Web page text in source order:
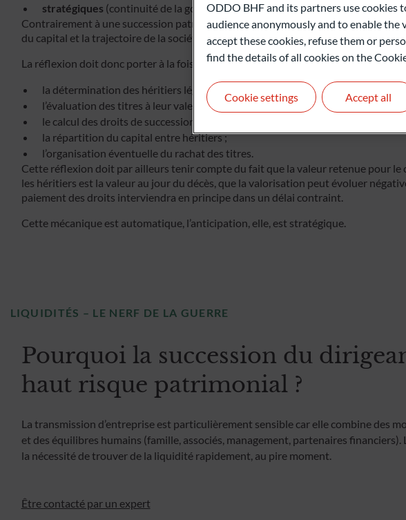
stratégiques (continuité de la gouvernance)
Contrairement à une succession patrimoniale classique, la transmission d’une
du capital et la trajectoire de la société.
La réflexion doit donc porter à la fois sur :
la détermination des héritiers légaux ;
l’évaluation des titres à leur valeur vénale ;
le calcul des droits de succession ;
la répartition du capital entre héritiers ;
l’organisation éventuelle du rachat des titres.
Cette réflexion doit par ailleurs tenir compte du fait que la valeur retenue pour le
les héritiers est la valeur au jour du décès, que la valorisation peut évoluer
paiement des droits interviendra en principe dans un délai contraint.
Cette mécanique est automatique, l’anticipation, elle, est stratégique.
LIQUIDITÉS – LE NERF DE LA GUERRE
Pourquoi la succession du
haut risque patrimonial ?
La transmission d’entreprise est particulièrement sensible car elle combine des
et des équilibres humains (famille, associés, management, partenaires financiers).
la nécessité de trouver de la liquidité rapidement, au pire moment.
Être contacté par un expert
ODDO BHF and its partners use cookies
audience anonymously and to enable
accept these cookies, refuse them or
find the details of all cookies on the
Cookie settings Accept all